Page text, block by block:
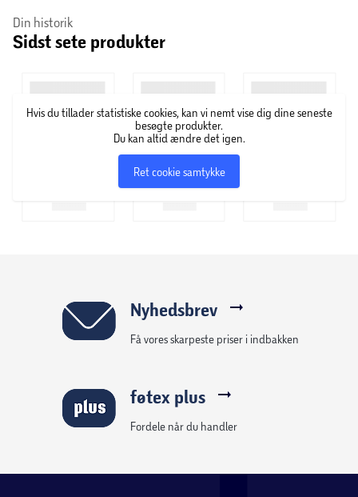
sensitiv hud. De har produceret bleer i over 50 år, men selv
om bleerne har ændret sig betydeligt i løbet af den tid,
som muligt.
Din historik
Sidst sete produkter
Hvis du tillader statistiske cookies, kan vi nemt vise dig dine seneste
besøgte produkter.
Du kan altid ændre det igen.
Ret cookie samtykke
Nyhedsbrev
Få vores skarpeste priser i indbakken
føtex plus
Fordele når du handler